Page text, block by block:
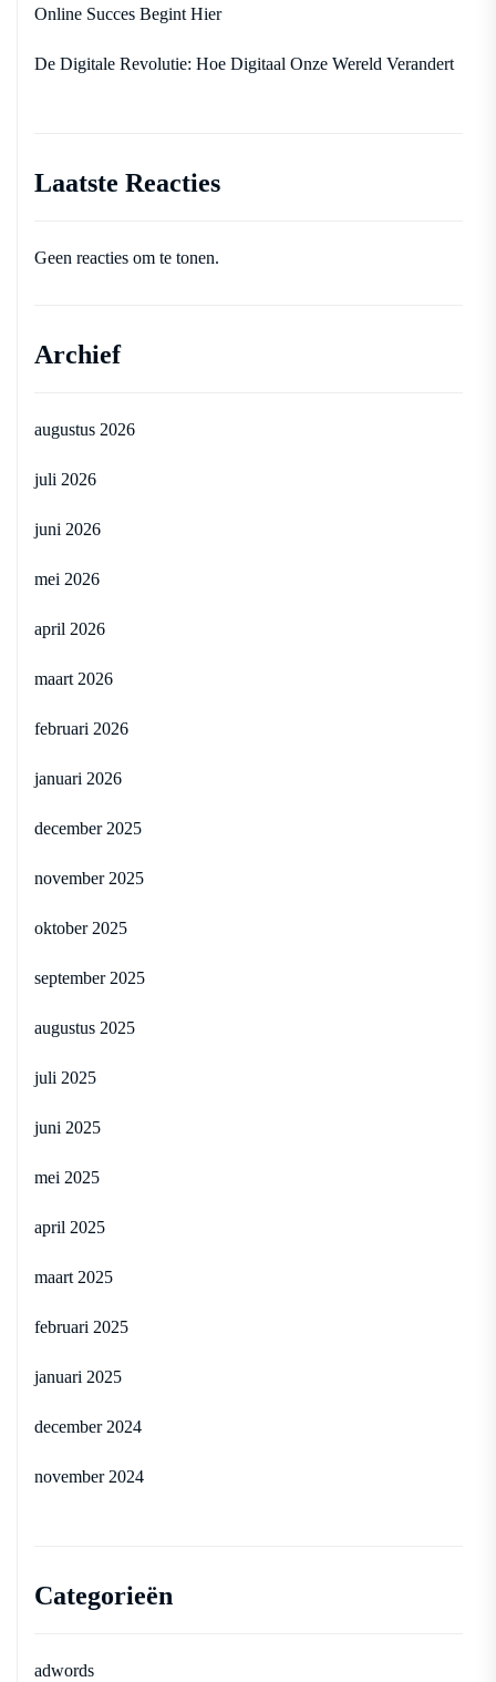
Online Succes Begint Hier
De Digitale Revolutie: Hoe Digitaal Onze Wereld Verandert
Laatste Reacties
Geen reacties om te tonen.
Archief
augustus 2026
juli 2026
juni 2026
mei 2026
april 2026
maart 2026
februari 2026
januari 2026
december 2025
november 2025
oktober 2025
september 2025
augustus 2025
juli 2025
juni 2025
mei 2025
april 2025
maart 2025
februari 2025
januari 2025
december 2024
november 2024
Categorieën
adwords